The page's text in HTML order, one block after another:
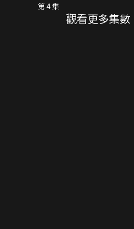
第 4 集
觀看更多集數